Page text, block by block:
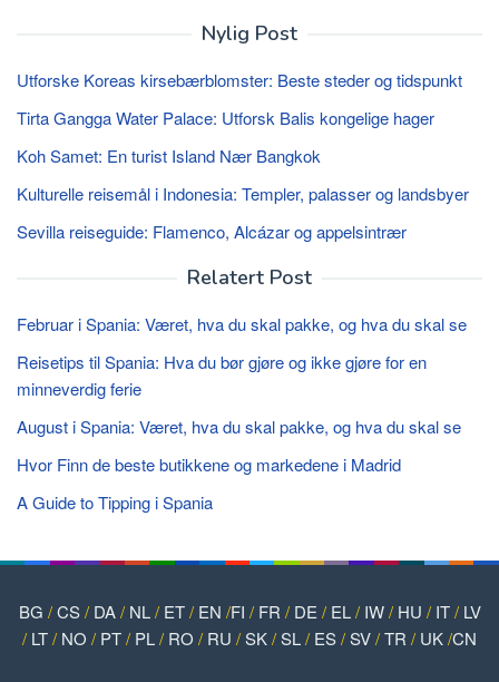
Nylig Post
Utforske Koreas kirsebærblomster: Beste steder og tidspunkt
Tirta Gangga Water Palace: Utforsk Balis kongelige hager
Koh Samet: En turist Island Nær Bangkok
Kulturelle reisemål i Indonesia: Templer, palasser og landsbyer
Sevilla reiseguide: Flamenco, Alcázar og appelsintrær
Relatert Post
Februar i Spania: Været, hva du skal pakke, og hva du skal se
Reisetips til Spania: Hva du bør gjøre og ikke gjøre for en
minneverdig ferie
August i Spania: Været, hva du skal pakke, og hva du skal se
Hvor Finn de beste butikkene og markedene i Madrid
A Guide to Tipping i Spania
BG /CS/ DA/ NL/ ET/ EN /FI / FR / DE / EL/ IW/ HU / IT/ LV
/ LT/ NO / PT/ PL/ RO / RU /SK/SL/ ES/SV/TR / UK/CN